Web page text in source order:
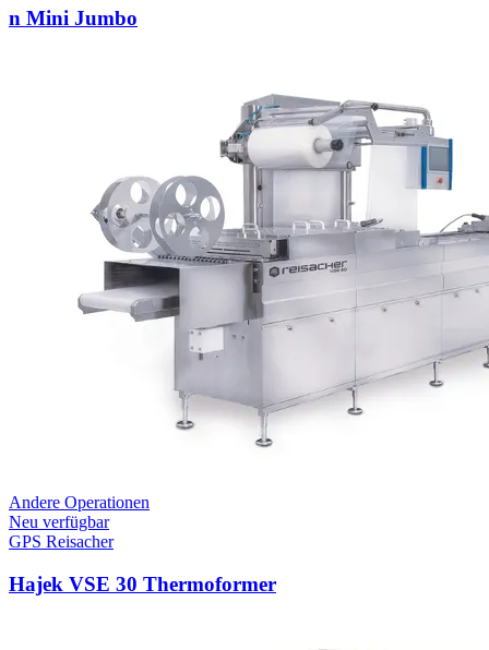
n Mini Jumbo
Andere Operationen
Neu verfügbar
GPS Reisacher
Hajek VSE 30 Thermoformer